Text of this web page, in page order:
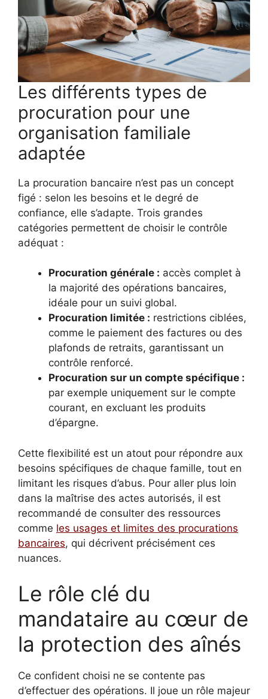
Les différents types de
procuration pour une
organisation familiale
adaptée
La procuration bancaire n’est pas un concept
figé : selon les besoins et le degré de
confiance, elle s’adapte. Trois grandes
catégories permettent de choisir le contrôle
adéquat :
Procuration générale : accès complet à
la majorité des opérations bancaires,
idéale pour un suivi global.
Procuration limitée : restrictions ciblées,
comme le paiement des factures ou des
plafonds de retraits, garantissant un
contrôle renforcé.
Procuration sur un compte spécifique :
par exemple uniquement sur le compte
courant, en excluant les produits
d’épargne.
Cette flexibilité est un atout pour répondre aux
besoins spécifiques de chaque famille, tout en
limitant les risques d’abus. Pour aller plus loin
dans la maîtrise des actes autorisés, il est
recommandé de consulter des ressources
comme les usages et limites des procurations
bancaires, qui décrivent précisément ces
nuances.
Le rôle clé du
mandataire au cœur de
la protection des aînés
Ce confident choisi ne se contente pas
d’effectuer des opérations. Il joue un rôle majeur